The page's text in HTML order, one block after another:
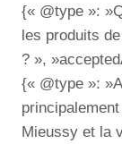
{« @type »:
les produits
? »,
{« @type »:
Mieussy et la